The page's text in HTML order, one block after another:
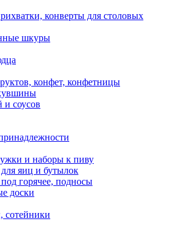
конверты для столовых
шкуры
конфет, конфетницы
и соусов
и наборы к пиву
яиц и бутылок
горячее, подносы
доски
сотейники